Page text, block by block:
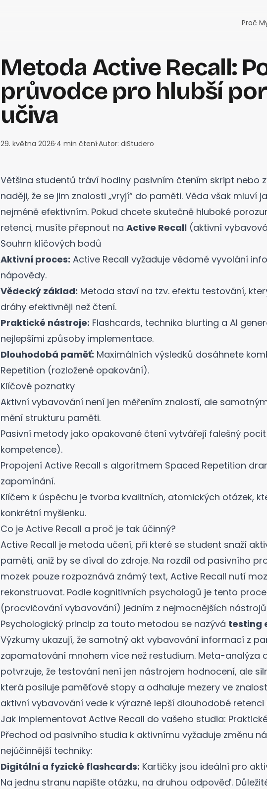
Proč
Metoda Active Recall:
průvodce pro hlubší
učiva
29. května 2026·4 min čtení·Autor: diStudero
Většina studentů tráví hodiny pasivním čtením skript nebo
naději, že se jim znalosti „vryjí“ do paměti. Věda však mluví
nejméně efektivním. Pokud chcete skutečně hluboké
retenci, musíte přepnout na Active Recall (aktivní
Souhrn klíčových bodů
Aktivní proces: Active Recall vyžaduje vědomé vyvolání
nápovědy.
Vědecký základ: Metoda staví na tzv. efektu testování,
dráhy efektivněji než čtení.
Praktické nástroje: Flashcards, technika blurting a AI
nejlepšími způsoby implementace.
Dlouhodobá paměť: Maximálních výsledků dosáhnete
Repetition (rozložené opakování).
Klíčové poznatky
Aktivní vybavování není jen měřením znalostí, ale
mění strukturu paměti.
Pasivní metody jako opakované čtení vytvářejí falešný
kompetence).
Propojení Active Recall s algoritmem Spaced Repetition
zapomínání.
Klíčem k úspěchu je tvorba kvalitních, atomických otázek,
konkrétní myšlenku.
Co je Active Recall a proč je tak účinný?
Active Recall je metoda učení, při které se student snaží
paměti, aniž by se díval do zdroje. Na rozdíl od pasivního
mozek pouze rozpoznává známý text, Active Recall nutí
rekonstruovat. Podle kognitivních psychologů je tento
(procvičování vybavování) jedním z nejmocnějších
Psychologický princip za touto metodou se nazývá testing
Výzkumy ukazují, že samotný akt vybavování informací z
zapamatování mnohem více než restudium. Meta-analýza
potvrzuje, že testování není jen nástrojem hodnocení, ale
která posiluje paměťové stopy a odhaluje mezery ve
aktivní vybavování vede k výrazně lepší dlouhodobé
Jak implementovat Active Recall do vašeho studia:
Přechod od pasivního studia k aktivnímu vyžaduje změnu
nejúčinnější techniky:
Digitální a fyzické flashcards: Kartičky jsou ideální pro
Na jednu stranu napište otázku, na druhou odpověď.